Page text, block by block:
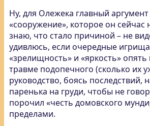
Ну, для Олежека главный
«сооружение», которое он сейчас
знаю, что стало причиной – не
удивлюсь, если очередные
«зрелищность» и «яркость» опять
травме подопечного (сколько их
руководство, боясь последствий,
паренька на груди, чтобы не
порочил «честь домовского
пределами.